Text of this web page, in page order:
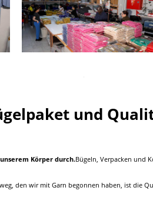
und
Körper durch.Bügeln, Verpacken und
den wir mit Garn begonnen haben, ist die